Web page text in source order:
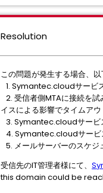
Resolution
この問題が発生する場合、以
1. Symantec.cloudサービ
2. 受信者側MTAに接続を
イスによる影響でタイムアウ
3. Symantec.cloudサービ
4. Symantec.cloudサービ
5. メールサーバーのスケジ
受信先のIT管理者様にて、
this domain could be